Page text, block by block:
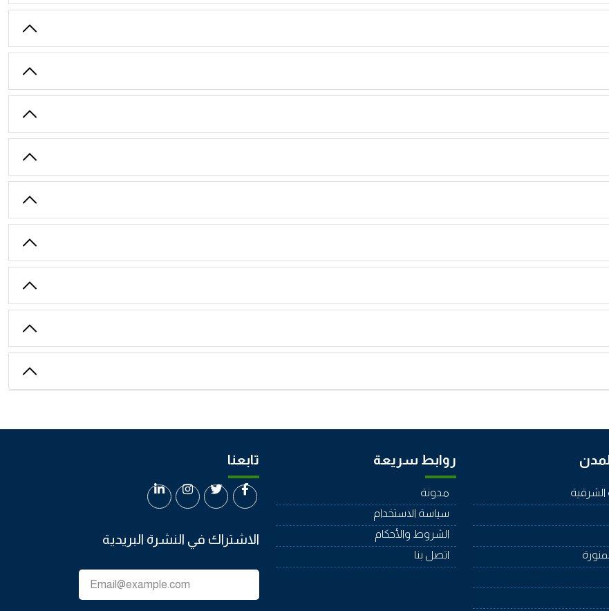
روابط سريعة
مدونة
سياسة الاستخدام
الشروط والأحكام
اتصل بنا
تابعنا
الاشتراك في النشرة البريدية